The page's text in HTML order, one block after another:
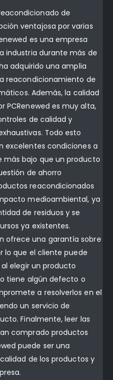
de
ventajosa por varias
es una empresa
industria durante más de
adquirido una amplia
reacondicionamiento de
Además, la calidad
PCRenewed es muy alta,
de calidad y
Todo esto
excelentes condiciones a
bajo que un producto
de ahorro
reacondicionados
medioambiental, ya
de residuos y se
ya existentes.
ofrece una garantía sobre
lo que el cliente puede
elegir un producto
tiene algún defecto o
a resolverlos en el
un servicio de
Finalmente, leer las
comprado productos
puede ser una
de los productos y